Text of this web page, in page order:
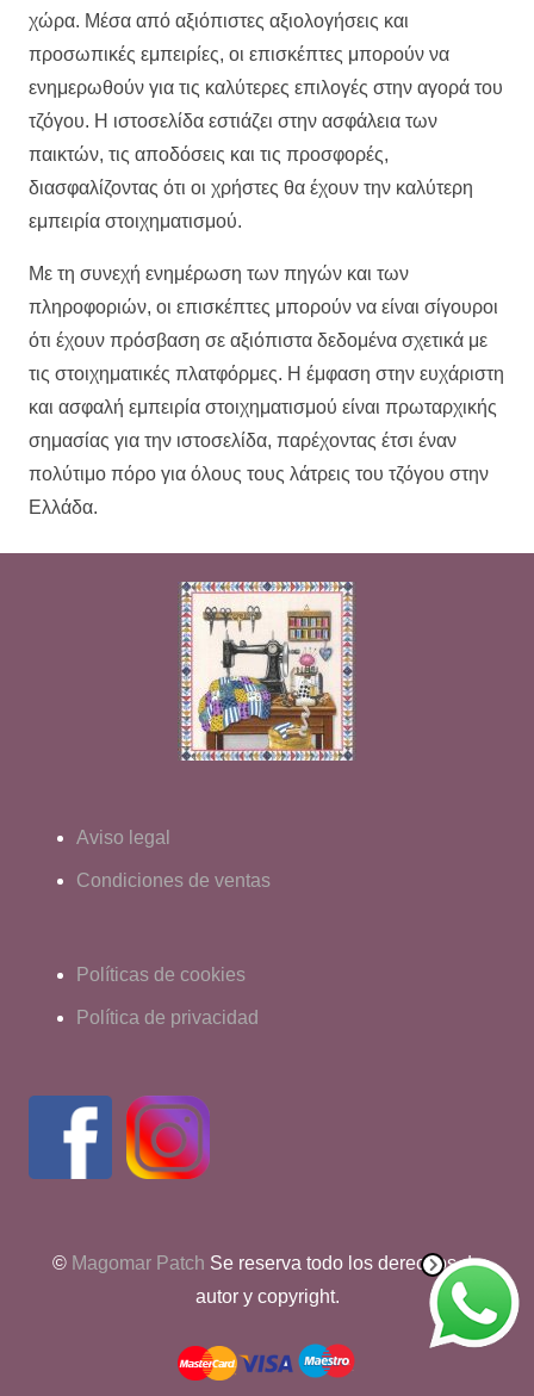
χώρα. Μέσα από αξιόπιστες αξιολογήσεις και
προσωπικές εμπειρίες, οι επισκέπτες μπορούν να
ενημερωθούν για τις καλύτερες επιλογές στην αγορά του
τζόγου. Η ιστοσελίδα εστιάζει στην ασφάλεια των
παικτών, τις αποδόσεις και τις προσφορές,
διασφαλίζοντας ότι οι χρήστες θα έχουν την καλύτερη
εμπειρία στοιχηματισμού.
Με τη συνεχή ενημέρωση των πηγών και των
πληροφοριών, οι επισκέπτες μπορούν να είναι σίγουροι
ότι έχουν πρόσβαση σε αξιόπιστα δεδομένα σχετικά με
τις στοιχηματικές πλατφόρμες. Η έμφαση στην ευχάριστη
και ασφαλή εμπειρία στοιχηματισμού είναι πρωταρχικής
σημασίας για την ιστοσελίδα, παρέχοντας έτσι έναν
πολύτιμο πόρο για όλους τους λάτρεις του τζόγου στην
Ελλάδα.
Aviso legal
Condiciones de ventas
Políticas de cookies
Política de privacidad
© Magomar Patch Se reserva todo los derechos de
autor y copyright.